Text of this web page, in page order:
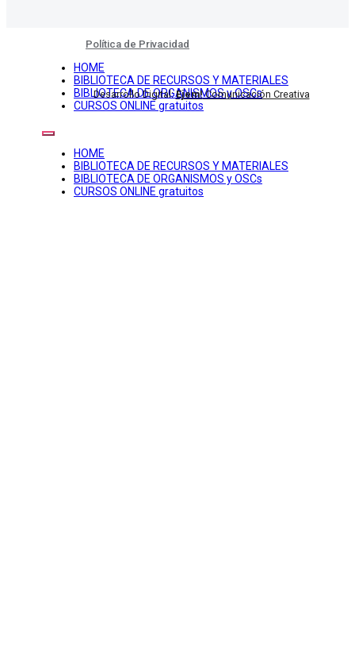
Política de Privacidad
HOME
BIBLIOTECA DE RECURSOS Y MATERIALES
BIBLIOTECA DE ORGANISMOS y OSCs
CURSOS ONLINE gratuitos
HOME
BIBLIOTECA DE RECURSOS Y MATERIALES
BIBLIOTECA DE ORGANISMOS y OSCs
CURSOS ONLINE gratuitos
Desarrollo Digital:Ejem!Comunicación Creativa